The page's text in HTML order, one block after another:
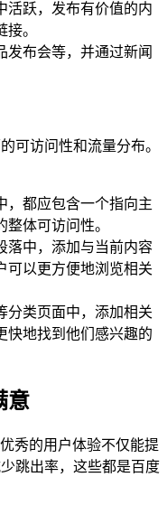
活跃，发布有价值的内
。
发布会等，并通过新闻
可访问性和流量分布。
，都应包含一个指向主
体可访问性。
落中，添加与当前内容
可以更方便地浏览相关
分类页面中，添加相关
快地找到他们感兴趣的
意
秀的用户体验不仅能提
跳出率，这些都是百度